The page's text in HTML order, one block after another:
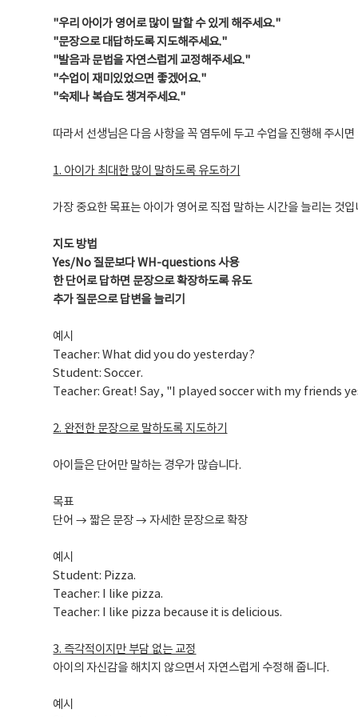
"우리 아이가 영어로 많이 말할 수 있게 해주세요."
"문장으로 대답하도록 지도해주세요."
"발음과 문법을 자연스럽게 교정해주세요."
"수업이 재미있었으면 좋겠어요."
"숙제나 복습도 챙겨주세요."
따라서 선생님은 다음 사항을 꼭 염두에 두고 수업을 진행해 주시면
1. 아이가 최대한 많이 말하도록 유도하기
가장 중요한 목표는 아이가 영어로 직접 말하는 시간을 늘리는 것입
지도 방법
Yes/No 질문보다 WH-questions 사용
한 단어로 답하면 문장으로 확장하도록 유도
추가 질문으로 답변을 늘리기
예시
Teacher: What did you do yesterday?
Student: Soccer.
Teacher: Great! Say, "I played soccer with my friends
2. 완전한 문장으로 말하도록 지도하기
아이들은 단어만 말하는 경우가 많습니다.
목표
단어 → 짧은 문장 → 자세한 문장으로 확장
예시
Student: Pizza.
Teacher: I like pizza.
Teacher: I like pizza because it is delicious.
3. 즉각적이지만 부담 없는 교정
아이의 자신감을 해치지 않으면서 자연스럽게 수정해 줍니다.
예시